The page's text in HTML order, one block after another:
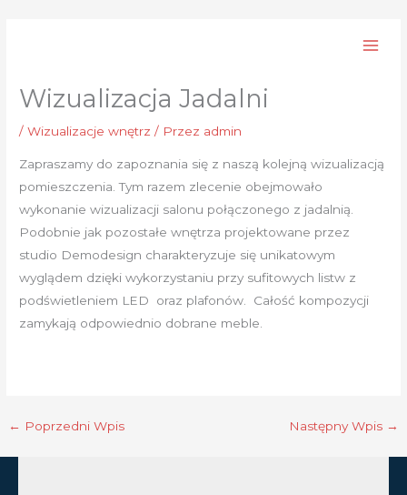
Wizualizacja Jadalni
/Wizualizacje wnętrz / Przez admin
Zapraszamy do zapoznania się z naszą kolejną wizualizacją
pomieszczenia. Tym razem zlecenie obejmowało
wykonanie wizualizacji salonu połączonego z jadalnią.
Podobnie jak pozostałe wnętrza projektowane przez
studio Demodesign charakteryzuje się unikatowym
wyglądem dzięki wykorzystaniu przy sufitowych listw z
podświetleniem LED oraz plafonów. Całość kompozycji
zamykają odpowiednio dobrane meble.
← Poprzedni Wpis Następny Wpis →